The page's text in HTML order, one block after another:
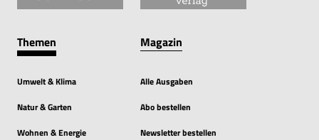
Themen
Umwelt & Klima
Natur & Garten
Wohnen & Energie
Magazin
Alle Ausgaben
Abo bestellen
Newsletter bestellen